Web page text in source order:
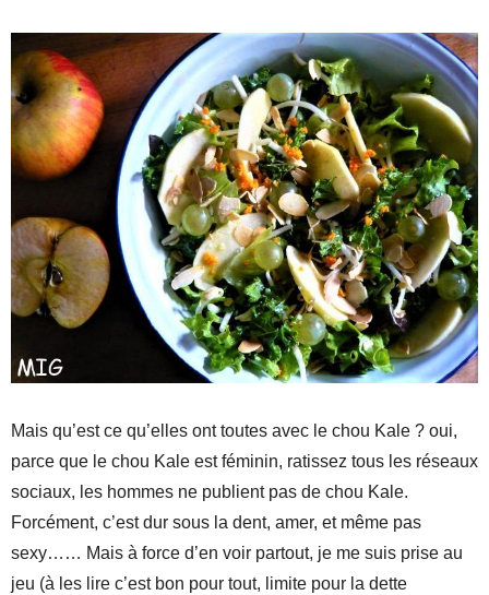
Mais qu’est ce qu’elles ont toutes avec le chou Kale ? oui,
parce que le chou Kale est féminin, ratissez tous les réseaux
sociaux, les hommes ne publient pas de chou Kale.
Forcément, c’est dur sous la dent, amer, et même pas
sexy…… Mais à force d’en voir partout, je me suis prise au
jeu (à les lire c’est bon pour tout, limite pour la dette